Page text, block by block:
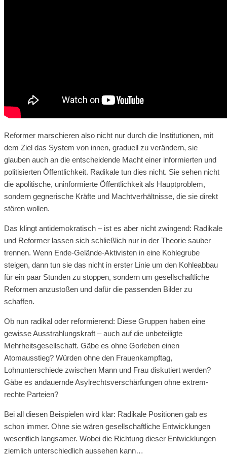
Reformer marschieren also nicht nur durch die Institutionen, mit
dem Ziel das System von innen, graduell zu verändern, sie
glauben auch an die entscheidende Macht einer informierten und
politisierten Öffentlichkeit. Radikale tun dies nicht. Sie sehen nicht
die apolitische, uninformierte Öffentlichkeit als Hauptproblem,
sondern gegnerische Kräfte und Machtverhältnisse, die sie direkt
stören wollen.
Das klingt antidemokratisch – ist es aber nicht zwingend: Radikale
und Reformer lassen sich schließlich nur in der Theorie sauber
trennen. Wenn Ende-Gelände-Aktivisten in eine Kohlegrube
steigen, dann tun sie das nicht in erster Linie um den Kohleabbau
für ein paar Stunden zu stoppen, sondern um gesellschaftliche
Reformen anzustoßen und dafür die passenden Bilder zu
schaffen.
Ob nun radikal oder reformierend: Diese Gruppen haben eine
gewisse Ausstrahlungskraft – auch auf die unbeteiligte
Mehrheitsgesellschaft. Gäbe es ohne Gorleben einen
Atomausstieg? Würden ohne den Frauenkampftag,
Lohnunterschiede zwischen Mann und Frau diskutiert werden?
Gäbe es andauernde Asylrechtsverschärfungen ohne extrem-
rechte Parteien?
Bei all diesen Beispielen wird klar: Radikale Positionen gab es
schon immer. Ohne sie wären gesellschaftliche Entwicklungen
wesentlich langsamer. Wobei die Richtung dieser Entwicklungen
ziemlich unterschiedlich aussehen kann…